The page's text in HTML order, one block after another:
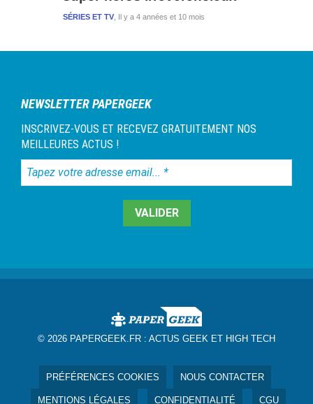
Il y a 4 années et 10 mois
SÉRIES ET TV
NEWSLETTER PAPERGEEK
INSCRIVEZ-VOUS ET RECEVEZ GRATUITEMENT NOS
MEILLEURES ACTUS !
Tapez
votre
© 2026 PAPERGEEK.FR : ACTUS GEEK ET HIGH TECH
PRÉFÉRENCES COOKIES NOUS CONTACTER
MENTIONS LÉGALES CONFIDENTIALITÉ CGU